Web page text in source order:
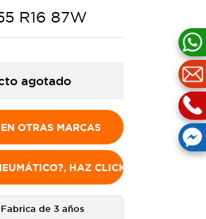
R16 87W
agotado
OTRAS MARCAS
NEUMÁTICO?, HAZ CLICK AQUÍ
de 3 años